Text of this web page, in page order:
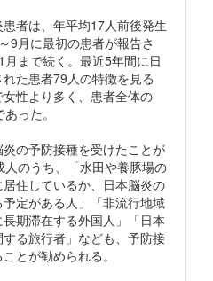
者は、年平均17人前後発生
9月に最初の患者が報告さ
まで続く。最近5年間に日
た患者79人の特徴を見る
性より多く、患者全体の
った。
の予防接種を受けたことが
人のうち、「水田や養豚場の
住しているか、日本脳炎の
定がある人」「非流行地域
期滞在する外国人」「日本
る旅行者」なども、予防接
とが勧められる。